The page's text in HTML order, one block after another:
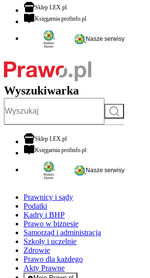
Sklep LEX.plotwiera się w nowej karcie
Księgarnia profinfo.plotwiera się w nowej karcie
Nasze serwisy
Wyszukiwarka
Szukaj
Sklep LEX.plotwiera się w nowej karcie
Księgarnia profinfo.plotwiera się w nowej karcie
Nasze serwisy
Prawnicy i sądy
Podatki
Kadry i BHP
Prawo w biznesie
Samorząd i administracja
Szkoły i uczelnie
Zdrowie
Prawo dla każdego
Akty Prawne